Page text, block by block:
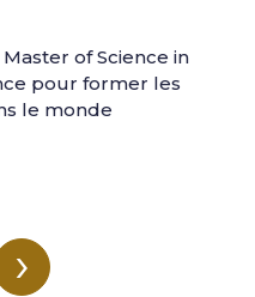
of Science in
pour former les
le monde
›